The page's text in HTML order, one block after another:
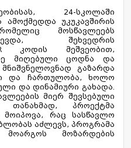
24-სკოლაში
უკუკავშირის
მოსწავლეებს
შეხვედრის
კოდის მეშვეობით,
მიღებული ცოდნა და
გაზარდა
და ჩართულობა, ხოლო
და დინამიური გახადა.
მიერ შევსებული
თანახმად, პროექტმა
მოიპოვა, რაც სასწავლო
აძლევს, პროგრამა
მოზარდების